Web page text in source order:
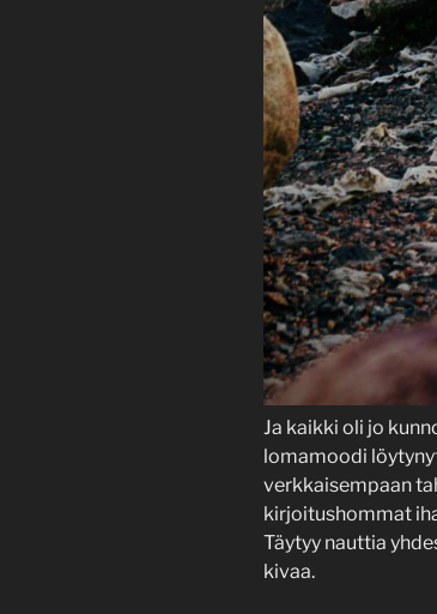
Ja kaikki oli jo
lomamoodi
verkkaisempaan
kirjoitushommat
Täytyy nauttia
kivaa.